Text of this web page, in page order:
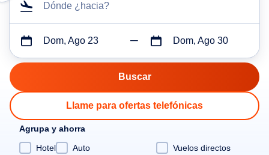
Dónde ¿hacia?
Dom, Ago 23 Dom, Ago 30
Llame para ofertas telefónicas
Agrupa y ahorra
Hotel
Auto Vuelos directos